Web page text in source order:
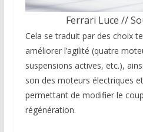
Ferrari Luce //
Cela se traduit par des choix
améliorer l’agilité (quatre
suspensions actives, etc.),
son des moteurs électriques
permettant de modifier le
régénération.